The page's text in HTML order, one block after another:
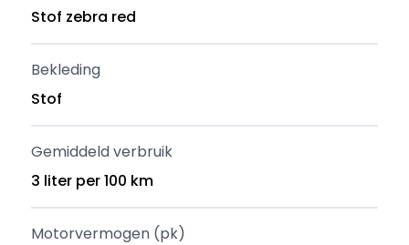
Stof zebra red
Bekleding
Stof
Gemiddeld verbruik
3 liter per 100 km
Motorvermogen (pk)